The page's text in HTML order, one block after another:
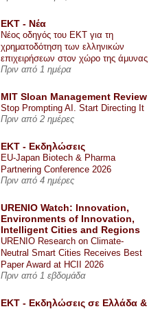
ΕΚΤ - Nέα
Νέος οδηγός του ΕΚΤ για τη
χρηματοδότηση των ελληνικών
επιχειρήσεων στον χώρο της άμυνας
Πριν από 1 ημέρα
MIT Sloan Management Review
Stop Prompting AI. Start Directing It
Πριν από 2 ημέρες
ΕΚΤ - Εκδηλώσεις
EU-Japan Biotech & Pharma
Partnering Conference 2026
Πριν από 4 ημέρες
URENIO Watch: Innovation,
Environments of Innovation,
Intelligent Cities and Regions
URENIO Research on Climate-
Neutral Smart Cities Receives Best
Paper Award at HCII 2026
Πριν από 1 εβδομάδα
ΕΚΤ - Εκδηλώσεις σε Ελλάδα &